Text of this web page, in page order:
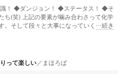
！ ◆ダンジョン！ ◆ステータス！ ◆そ
ち(笑) 上記の要素が噛み合わさって化学
。そして段々と大事になっていく …続き
って楽しい／ まほろば